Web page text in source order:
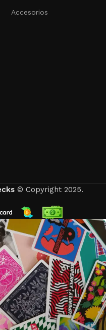
Accesorios
© Copyright 2025.